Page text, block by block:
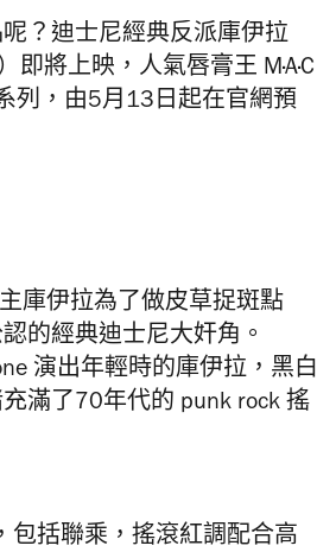
？迪士尼經典反派庫伊拉
即將上映，人氣唇膏王 M·A·C
列，由5月13日起在官網預
庫伊拉為了做皮草捉斑點
的經典迪士尼大奸角。
演出年輕時的庫伊拉，黑白
滿了70年代的 punk rock 搖
包括聯乘，搖滾紅調配合高